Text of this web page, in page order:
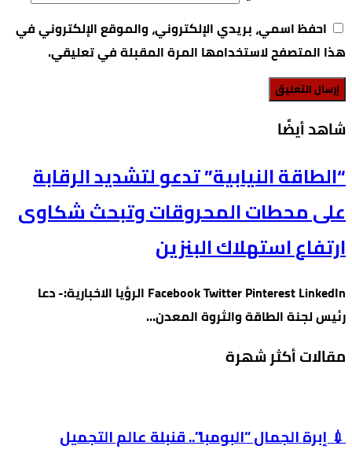
احفظ اسمي، بريدي الإلكتروني، والموقع الإلكتروني في
هذا المتصفح لاستخدامها المرة المقبلة في تعليقي.
‫شاهد أيضًا‬
“الطاقة النيابية” تدعو لتشديد الرقابة
على محطات المحروقات وتبحث شكاوى
ارتفاع استهلاك البنزين
Facebook Twitter Pinterest LinkedIn الرؤيا الاخبارية:- دعا
رئيس لجنة الطاقة والثروة المعدن…
مقالات أكثر شهرة
💉 إبرة الجمال “البومبا”.. قنبلة عالم التجميل